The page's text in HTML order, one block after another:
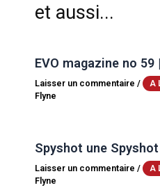
et aussi...
EVO magazine no 59
Laisser un commentaire / A
Flyne
Spyshot une Spyshot
Laisser un commentaire / A
Flyne